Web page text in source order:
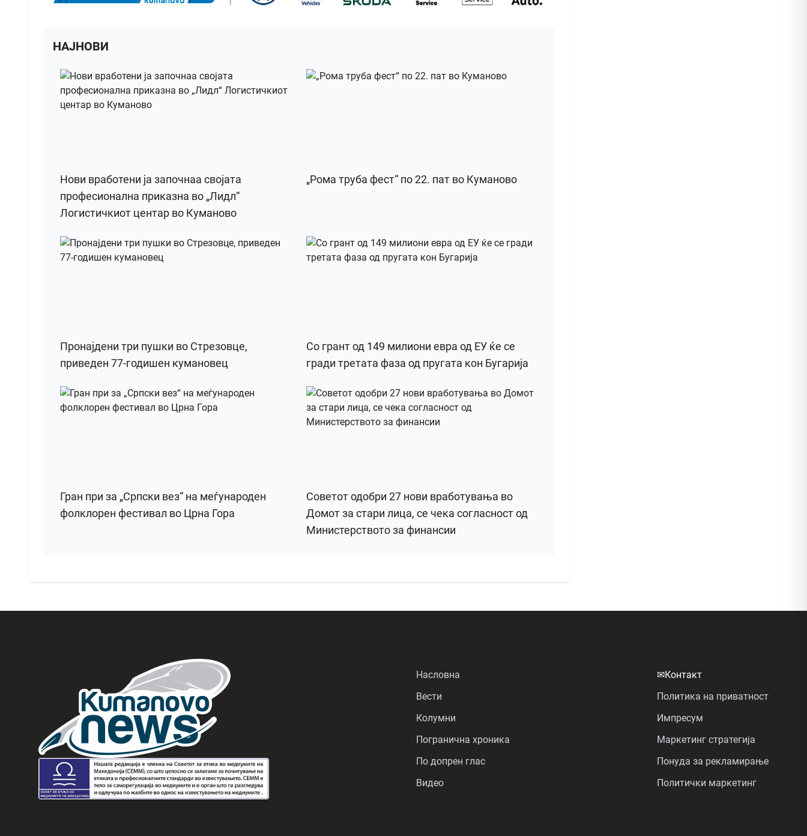
НАЈНОВИ
Нови вработени ја започнаа својата
професионална приказна во „Лидл“
Логистичкиот центар во Куманово
„Рома труба фест“ по 22. пат во Куманово
Пронајдени три пушки во Стрезовце,
приведен 77-годишен кумановец
Со грант од 149 милиони евра од ЕУ ќе се
гради третата фаза од пругата кон Бугарија
Гран при за „Српски вез“ на меѓународен
фолклорен фестивал во Црна Гора
Советот одобри 27 нови вработувања во
Домот за стари лица, се чека согласност од
Министерството за финансии
Насловна
Вести
Колумни
Погранична хроника
По допрен глас
Видео
✉Контакт
Политика на приватност
Импресум
Маркетинг стратегија
Понуда за рекламирање
Политички маркетинг